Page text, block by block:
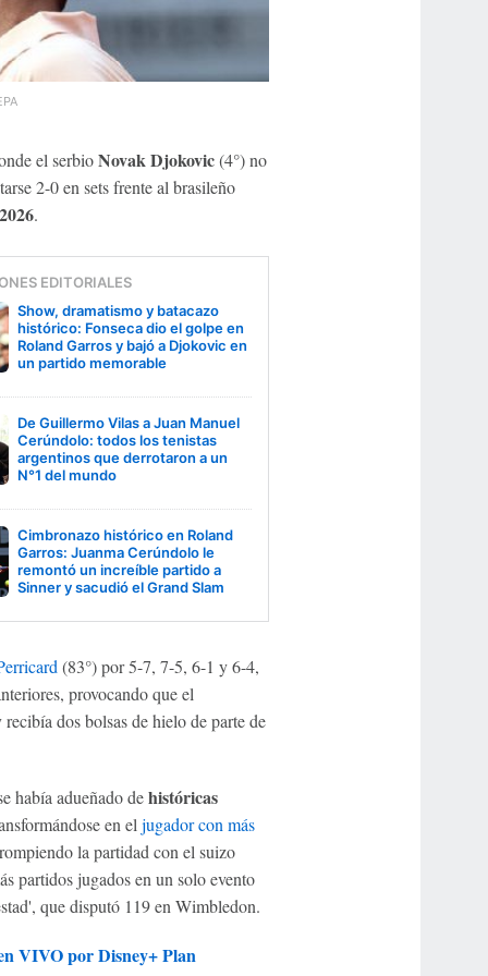
el serbioNovak Djokovic(4°) no
2-0 en sets frente al brasileño
.
EDITORIALES
Show, dramatismo y batacazo
histórico: Fonseca dio el golpe en
Roland Garros y bajó a Djokovic en
un partido memorable
De Guillermo Vilas a Juan Manuel
Cerúndolo: todos los tenistas
argentinos que derrotaron a un
N°1 del mundo
Cimbronazo histórico en Roland
Garros: Juanma Cerúndolo le
remontó un increíble partido a
Sinner y sacudió el Grand Slam
(83°) por 5-7, 7-5, 6-1 y 6-4,
provocando que el
dos bolsas de hielo de parte de
había adueñado dehistóricas
en eljugador con más
la partidad con el suizo
partidos jugados en un solo evento
que disputó 119 en Wimbledon.
VIVO por Disney+ Plan